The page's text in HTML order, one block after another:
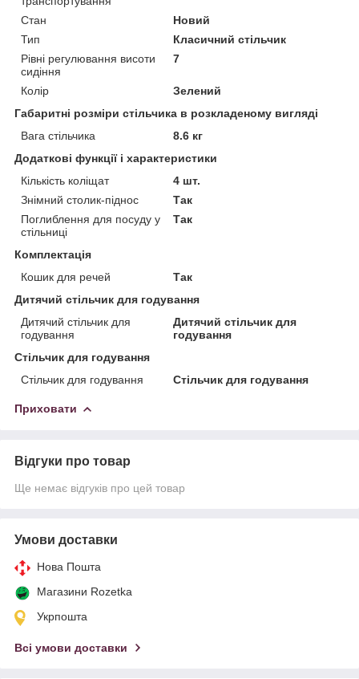
Стан
Новий
Тип
Класичний стільчик
Рівні регулювання висоти
сидіння
7
Колір
Зелений
Габаритні розміри стільчика в розкладеному вигляді
Вага стільчика
8.6 кг
Додаткові функції і характеристики
Кількість коліщат
4 шт.
Знімний столик-піднос
Так
Поглиблення для посуду у
стільниці
Так
Комплектація
Кошик для речей
Так
Дитячий стільчик для годування
Дитячий стільчик для
годування
Дитячий стільчик для
годування
Стільчик для годування
Стільчик для годування
Стільчик для годування
Приховати
Відгуки про товар
Ще немає відгуків про цей товар
Умови доставки
Нова Пошта
Магазини Rozetka
Укрпошта
Всі умови доставки